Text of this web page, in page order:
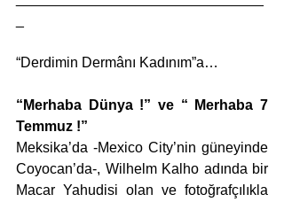
“Derdimin Dermânı Kadınım”a…
“Merhaba Dünya !” ve “ Merhaba 7
Temmuz !”
Meksika’da -Mexico City’nin güneyinde
Coyocan’da-, Wilhelm Kalho adında bir
Macar Yahudisi olan ve fotoğrafçılıkla